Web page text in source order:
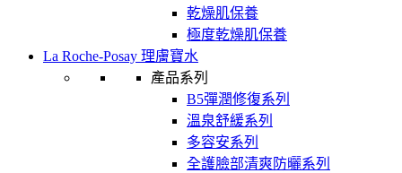
乾燥肌保養
極度乾燥肌保養
La Roche-Posay 理膚寶水
產品系列
B5彈潤修復系列
溫泉舒緩系列
多容安系列
全護臉部清爽防曬系列